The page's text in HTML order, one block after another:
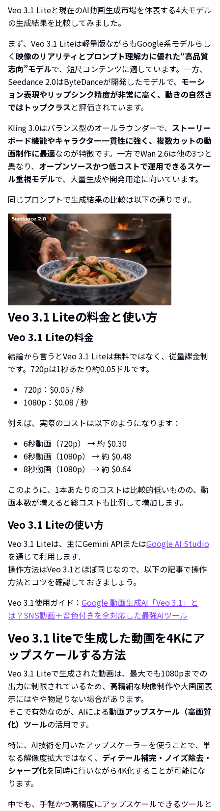
Veo 3.1 Liteと現在のAI動画生成市場を体表する4大モデル
の生成結果を比較してみました。
まず、Veo 3.1 Liteは軽量版ながらもGoogle系モデルらし
く 映像のリアリティとプロンプト理解力に優れた“高品質
志向”モデルで、短尺コンテンツに適しています。一方、
Seedance 2.0はByteDanceが開発したモデルで、 モーシ
ョン表現やリップシンク精度が非常に高く、動きの自然さ
ではトップクラスと評価されています。
Kling 3.0はバランス型のオールラウンダーで、 ストーリー
ボード機能やキャラクター一貫性に強く、複数カットの動
画制作に最適なのが特徴です。一方でWan 2.6は他の3つと
異なり、 オープンソースかつ低コストで運用できるスケー
ル重視モデルで、大量生成や開発用途に向いています。
同じプロンプトで生成結果の比較は以下の通りです。
Veo 3.1 Liteの料金と使い方
Veo 3.1 Liteの料金
結論から言うとVeo 3.1 Liteは無料ではなく、従量課金制
です。720pは1秒あたり約0.05ドルです。
720p：$0.05 / 秒
1080p：$0.08 / 秒
例えば、実際のコストは以下のようになります：
6秒動画（720p） → 約 $0.30
6秒動画（1080p） → 約 $0.48
8秒動画（1080p） → 約 $0.64
このように、1本あたりのコストは比較的低いものの、動
画本数が増えると総コストも比例して増加します。
Veo 3.1 Liteの使い方
Veo 3.1 Liteは、主にGemini APIまたはGoogle AI Studio
を通じて利用します.
操作方法はVeo 3.1とほぼ同じなので、以下の記事で操作
方法とコツを確認しておきましょう。
Veo 3.1使用ガイド： Google 動画生成AI「Veo 3.1」と
は？SNS動画＋音色付きを全対応した最強AIツール
Veo 3.1 liteで生成した動画を4Kにア
ップスケールする方法
Veo 3.1 Liteで生成された動画は、最大でも1080pまでの
出力に制限されているため、高精細な映像制作や大画面表
示にはやや物足りない場合があります。
そこで有効なのが、AIによる動画アップスケール（高画質
化）ツールの活用です。
特に、AI技術を用いたアップスケーラーを使うことで、単
なる解像度拡大ではなく、 ディテール補完・ノイズ除去・
シャープ化を同時に行いながら4K化することが可能にな
ります。
中でも、手軽かつ高精度にアップスケールできるツールと